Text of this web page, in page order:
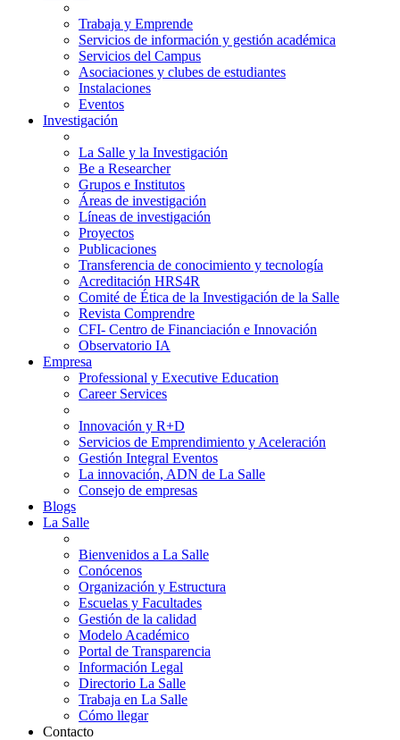
Trabaja y Emprende
Servicios de información y gestión académica
Servicios del Campus
Asociaciones y clubes de estudiantes
Instalaciones
Eventos
Investigación
La Salle y la Investigación
Be a Researcher
Grupos e Institutos
Áreas de investigación
Líneas de investigación
Proyectos
Publicaciones
Transferencia de conocimiento y tecnología
Acreditación HRS4R
Comité de Ética de la Investigación de la Salle
Revista Comprendre
CFI- Centro de Financiación e Innovación
Observatorio IA
Empresa
Professional y Executive Education
Career Services
Innovación y R+D
Servicios de Emprendimiento y Aceleración
Gestión Integral Eventos
La innovación, ADN de La Salle
Consejo de empresas
Blogs
La Salle
Bienvenidos a La Salle
Conócenos
Organización y Estructura
Escuelas y Facultades
Gestión de la calidad
Modelo Académico
Portal de Transparencia
Información Legal
Directorio La Salle
Trabaja en La Salle
Cómo llegar
Contacto